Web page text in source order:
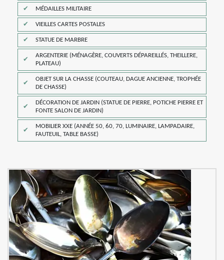
MÉDAILLES MILITAIRE
VIEILLES CARTES POSTALES
STATUE DE MARBRE
ARGENTERIE (MÉNAGÈRE, COUVERTS DÉPAREILLÉS, THEILLERE,
PLATEAU)
OBJET SUR LA CHASSE (COUTEAU, DAGUE ANCIENNE, TROPHÉE
DE CHASSE)
DÉCORATION DE JARDIN (STATUE DE PIERRE, POTICHE PIERRE ET
FONTE SALON DE JARDIN)
MOBILIER XXE (ANNÉE 50, 60, 70, LUMINAIRE, LAMPADAIRE,
FAUTEUIL, TABLE BASSE)